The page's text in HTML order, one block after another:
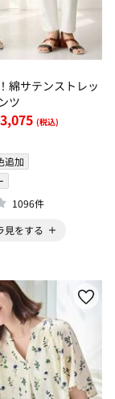
綿サテンストレッ
ツ
3,075 (税込)
追加
1096件
見をする